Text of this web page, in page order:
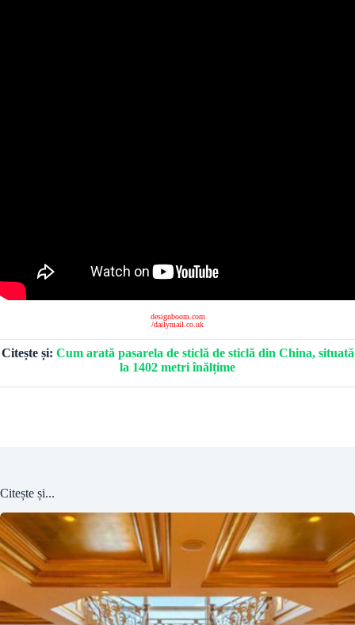
designboom.com
/dailymail.co.uk
Citește și: Cum arată pasarela de sticlă de sticlă din China, situată
la 1402 metri înălțime
Citește și...